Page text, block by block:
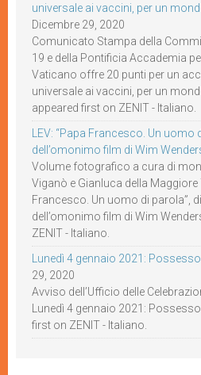
universale ai vaccini, per un
Dicembre 29, 2020
Comunicato Stampa della
19 e della Pontificia Accademia
Vaticano offre 20 punti per un
universale ai vaccini, per un
appeared first on ZENIT - Italiano.
LEV: “Papa Francesco. Un uomo
dell’omonimo film di Wim
Volume fotografico a cura di
Viganò e Gianluca della Maggiore
Francesco. Un uomo di parola”,
dell’omonimo film di Wim
ZENIT - Italiano.
Lunedì 4 gennaio 2021:
29, 2020
Avviso dell’Ufficio delle
Lunedì 4 gennaio 2021:
first on ZENIT - Italiano.